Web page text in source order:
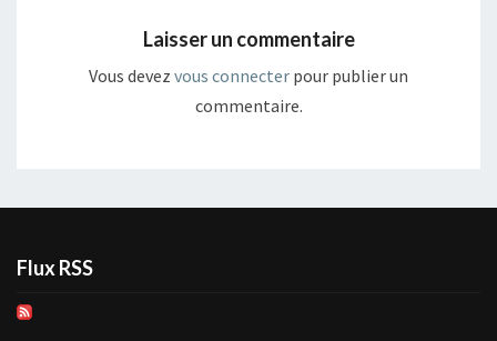
Laisser un commentaire
Vous devez vous connecter pour publier un
commentaire.
Flux RSS